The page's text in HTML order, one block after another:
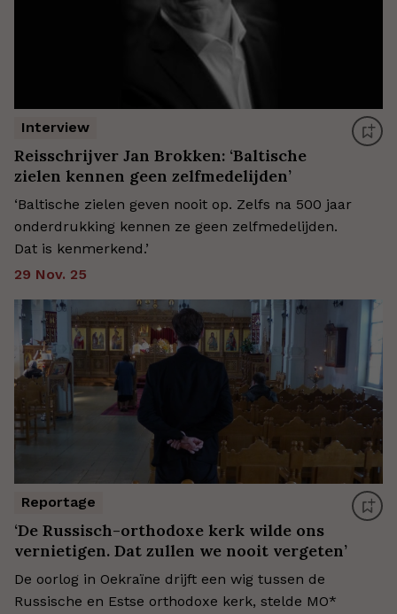
Interview
Reisschrijver Jan Brokken: ‘Baltische
zielen kennen geen zelfmedelijden’
‘Baltische zielen geven nooit op. Zelfs na 500 jaar
onderdrukking kennen ze geen zelfmedelijden.
Dat is kenmerkend.’
29 Nov. 25
Reportage
‘De Russisch-orthodoxe kerk wilde ons
vernietigen. Dat zullen we nooit vergeten’
De oorlog in Oekraïne drijft een wig tussen de
Russische en Estse orthodoxe kerk, stelde MO*